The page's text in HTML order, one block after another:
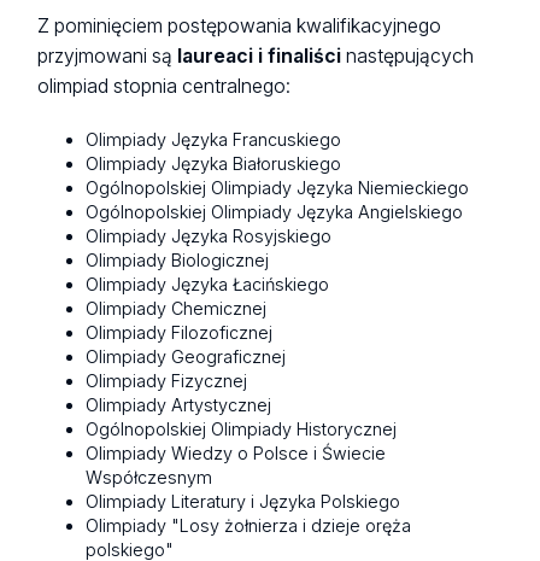
Z pominięciem postępowania kwalifikacyjnego
przyjmowani są laureaci i finaliści następujących
olimpiad stopnia centralnego:
Olimpiady Języka Francuskiego
Olimpiady Języka Białoruskiego
Ogólnopolskiej Olimpiady Języka Niemieckiego
Ogólnopolskiej Olimpiady Języka Angielskiego
Olimpiady Języka Rosyjskiego
Olimpiady Biologicznej
Olimpiady Języka Łacińskiego
Olimpiady Chemicznej
Olimpiady Filozoficznej
Olimpiady Geograficznej
Olimpiady Fizycznej
Olimpiady Artystycznej
Ogólnopolskiej Olimpiady Historycznej
Olimpiady Wiedzy o Polsce i Świecie
Współczesnym
Olimpiady Literatury i Języka Polskiego
Olimpiady "Losy żołnierza i dzieje oręża
polskiego"